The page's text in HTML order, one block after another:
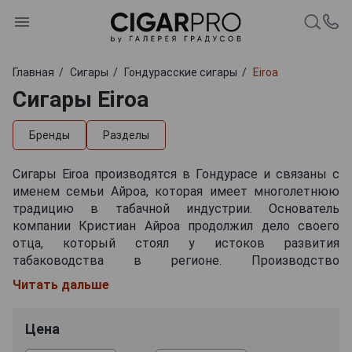
Главная Сигары Гондурасские сигары Eiroa
Сигары Eiroa
Бренды Разделы
Сигары Eiroa производятся в Гондурасе и связаны с
именем семьи Айроа, которая имеет многолетнюю
традицию в табачной индустрии. Основатель
компании Кристиан Айроа продолжил дело своего
отца, который стоял у истоков развития
табаководства в регионе. Производство
расположено в долине Хамастран, известной своими
плодородными почвами и благоприятным климатом
уровнем моря, стабильные показатели температуры
в течение года и богатые минералами почвы делают
Читать дальше
Цена